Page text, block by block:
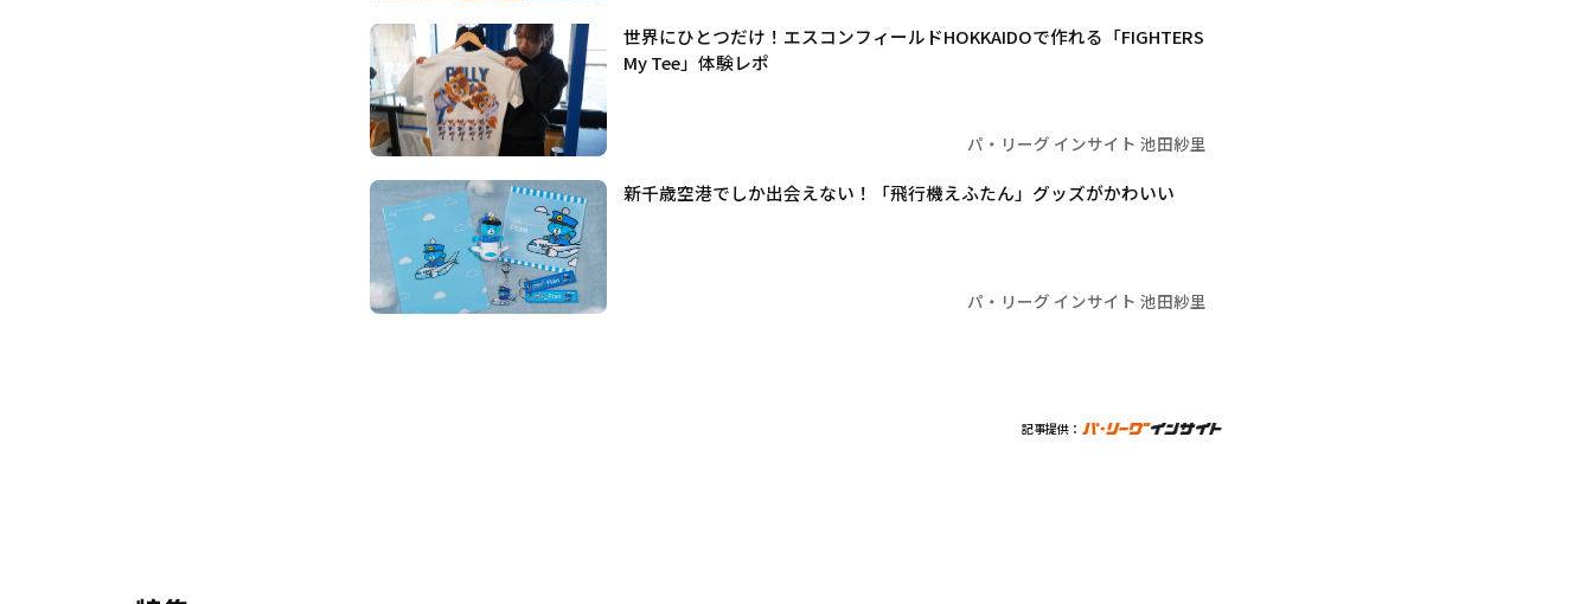
世界にひとつだけ！エスコンフィールドHOKKAIDOで作れる「FIGHTERS
My Tee」体験レポ
パ・リーグ インサイト 池田紗里
新千歳空港でしか出会えない！「飛行機えふたん」グッズがかわいい
パ・リーグ インサイト 池田紗里
記事提供：